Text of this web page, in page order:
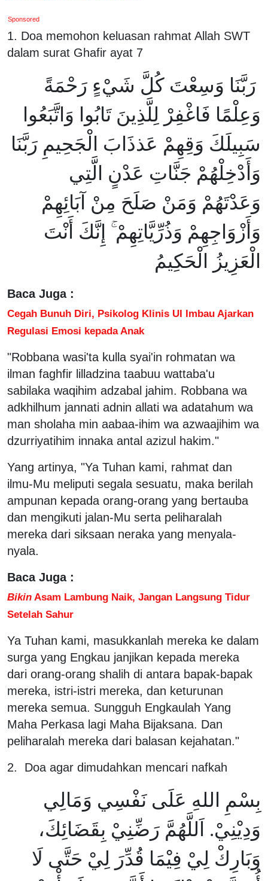
Sponsored
1. Doa memohon keluasan rahmat Allah SWT
dalam surat Ghafir ayat 7
رَبَّنَا وَسِعْتَ كُلَّ شَيْءٍ رَحْمَةً
وَعِلْمًا فَاغْفِرْ لِلَّذِينَ تَابُوا وَاتَّبَعُوا
سَبِيلَكَ وَقِهِمْ عَذذَابَ الْجَحِيمِ رَبَّنَا
وَأَدْخِلْهُمْ جَنَّاتِ عَدْنٍ الَّتِي
وَعَدْتَهُمْ وَمَنْ صَلَحَ مِنْ آبَائِهِمْ
وَأَزْوَاجِهِمْ وَذُرِّيَّاتِهِمْ ۚ إِنَّكَ أَنْتَ
الْعَزِيزُ الْحَكِيمُ
Baca Juga :
Cegah Bunuh Diri, Psikolog Klinis UI Imbau Ajarkan
Regulasi Emosi kepada Anak
"Robbana wasi'ta kulla syai'in rohmatan wa
ilman faghfir lilladzina taabuu wattaba'u
sabilaka waqihim adzabal jahim. Robbana wa
adkhilhum jannati adnin allati wa adatahum wa
man sholaha min aabaa-ihim wa azwaajihim wa
dzurriyatihim innaka antal azizul hakim."
Yang artinya, "Ya Tuhan kami, rahmat dan
ilmu-Mu meliputi segala sesuatu, maka berilah
ampunan kepada orang-orang yang bertauba
dan mengikuti jalan-Mu serta peliharalah
mereka dari siksaan neraka yang menyala-
nyala.
Baca Juga :
Bikin Asam Lambung Naik, Jangan Langsung Tidur
Setelah Sahur
Ya Tuhan kami, masukkanlah mereka ke dalam
surga yang Engkau janjikan kepada mereka
dari orang-orang shalih di antara bapak-bapak
mereka, istri-istri mereka, dan keturunan
mereka semua. Sungguh Engkaulah Yang
Maha Perkasa lagi Maha Bijaksana. Dan
peliharalah mereka dari balasan kejahatan."
2. Doa agar dimudahkan mencari nafkah
بِسْمِ اللهِ عَلَى نَفْسِي وَمَالِي
وَدِيْنِيْ. اَللَّهُمَّ رَضِّنِيْ بِقَضَائِكَ،
وَبَارِكْ لِيْ فِيْمَا قُدِّرَ لِيْ حَتَّى لَا